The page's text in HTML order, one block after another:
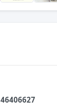
46406627